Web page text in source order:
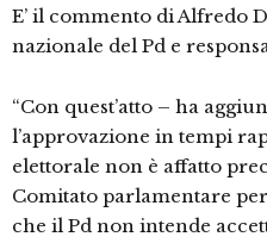
E’ il commento di Alfredo
nazionale del Pd e
“Con quest’atto – ha
l’approvazione in tempi
elettorale non è affatto
Comitato parlamentare
che il Pd non intende